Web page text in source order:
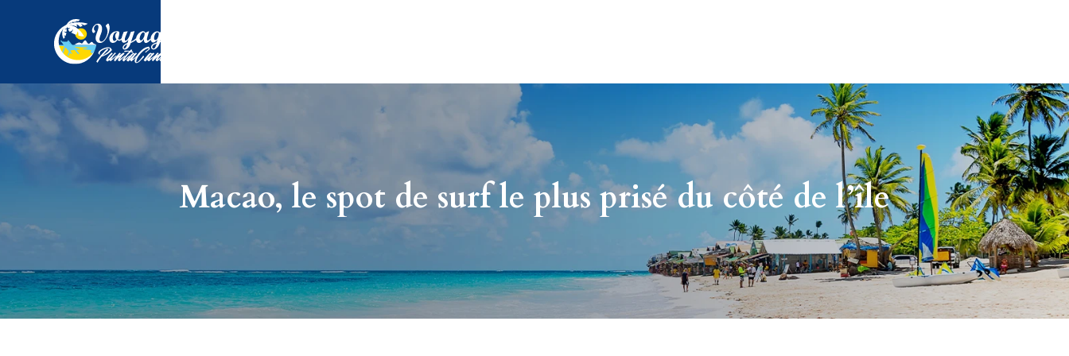
Macao, le spot de surf le plus prisé du côté de l’île